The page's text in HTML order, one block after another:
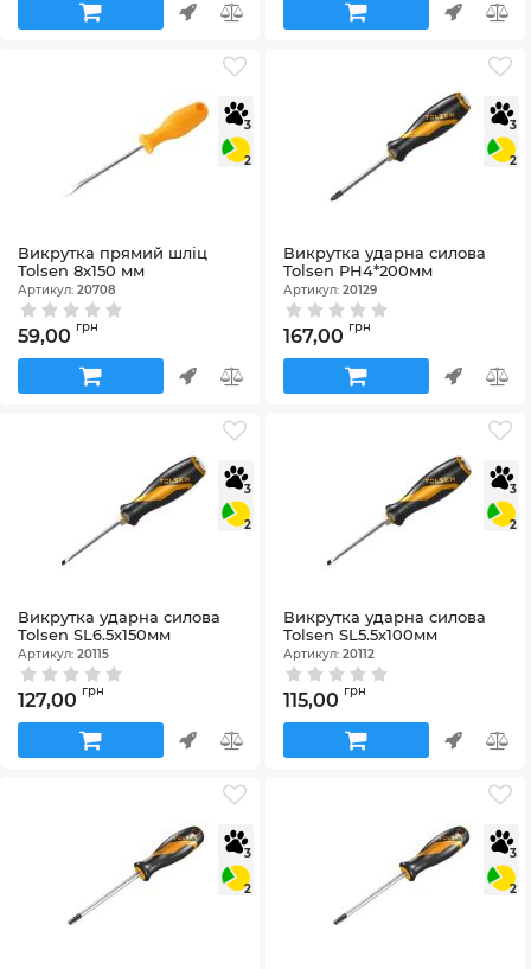
3
2
Викрутка прямий шліц
Tolsen 8х150 мм
Артикул: 20708
59,00 грн
3
2
Викрутка ударна силова
Tolsen PH4*200мм
Артикул: 20129
167,00 грн
3
2
Викрутка ударна силова
Tolsen SL6.5х150мм
Артикул: 20115
127,00 грн
3
2
Викрутка ударна силова
Tolsen SL5.5х100мм
Артикул: 20112
115,00 грн
3
2
3
2